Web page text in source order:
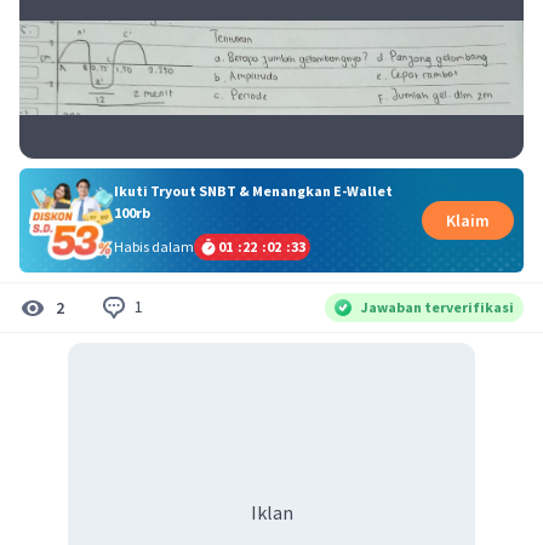
Ikuti Tryout SNBT & Menangkan E-Wallet
100rb
Habis dalam
01 :22 :02 :33
Klaim
2 1 Jawaban terverifikasi
Iklan